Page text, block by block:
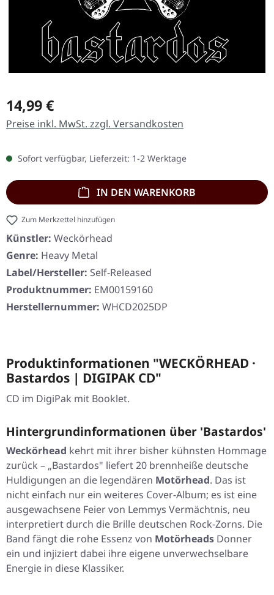
Regulärer Preis:
14,99 €
Preise inkl. MwSt. zzgl. Versandkosten
Sofort verfügbar, Lieferzeit: 1-2 Werktage
IN DEN WARENKORB
Zum Merkzettel hinzufügen
Künstler: Weckörhead
Genre: Heavy Metal
Label/Hersteller: Self-Released
Produktnummer: EM00159160
Herstellernummer: WHCD2025DP
Produktinformationen "WECKÖRHEAD ·
Bastardos | DIGIPAK CD"
CD im DigiPak mit Booklet.
Hintergrundinformationen über 'Bastardos'
Weckörhead kehrt mit ihrer bisher kühnsten Hommage
zurück – „Bastardos" liefert 20 brennheiße deutsche
Huldigungen an die legendären Motörhead. Das ist
nicht einfach nur ein weiteres Cover-Album; es ist eine
ausgewachsene Feier von Lemmys Vermächtnis, neu
interpretiert durch die Brille deutschen Rock-Zorns. Die
Band fängt die rohe Essenz von Motörheads Donner
ein und injiziert dabei ihre eigene unverwechselbare
Energie in diese Klassiker.